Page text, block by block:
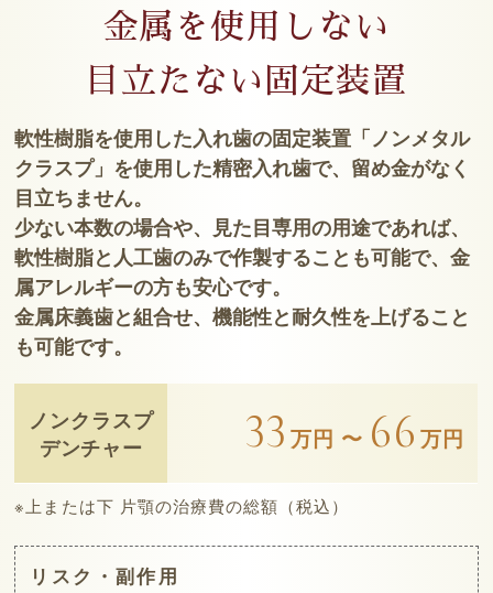
金属を使用しない
目立たない固定装置
軟性樹脂を使用した入れ歯の固定装置「ノンメタル
クラスプ」を使用した精密入れ歯で、留め金がなく
目立ちません。
少ない本数の場合や、見た目専用の用途であれば、
軟性樹脂と人工歯のみで作製することも可能で、金
属アレルギーの方も安心です。
金属床義歯と組合せ、機能性と耐久性を上げること
も可能です。
ノンクラスプ
デンチャー
33 万円 〜 66 万円
※上または下 片顎の治療費の総額（税込）
リスク・副作用